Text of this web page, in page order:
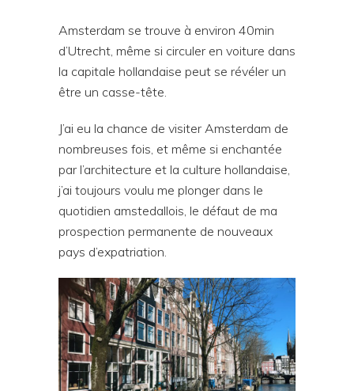
Amsterdam se trouve à environ 40min
d’Utrecht, même si circuler en voiture dans
la capitale hollandaise peut se révéler un
être un casse-tête.
J’ai eu la chance de visiter Amsterdam de
nombreuses fois, et même si enchantée
par l’architecture et la culture hollandaise,
j’ai toujours voulu me plonger dans le
quotidien amstedallois, le défaut de ma
prospection permanente de nouveaux
pays d’expatriation.